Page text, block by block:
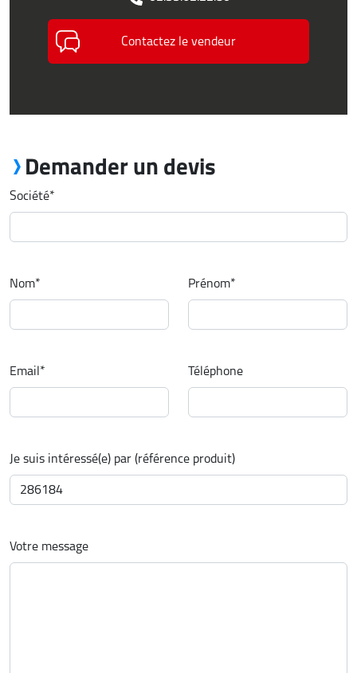
Contactez le vendeur
Demander un devis
Société*
Nom* Prénom*
Email* Téléphone
Je suis intéressé(e) par (référence produit)
Votre message